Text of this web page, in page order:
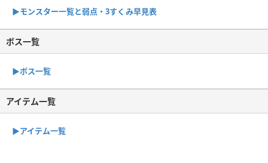
▶︎モンスター一覧と弱点・3すくみ早見表
ボス一覧
▶︎ボス一覧
アイテム一覧
▶アイテム一覧